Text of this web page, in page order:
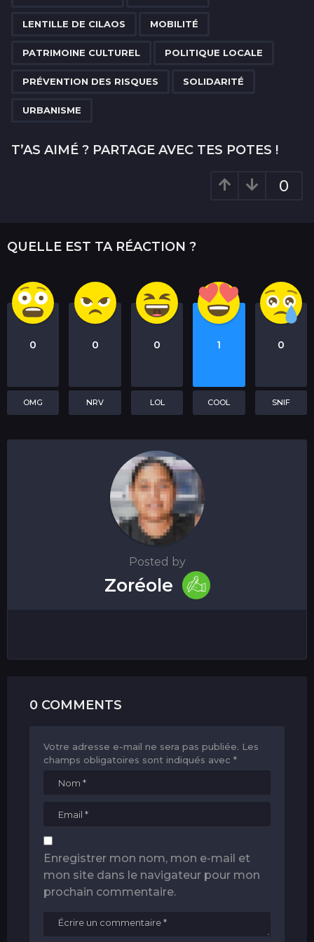
LENTILLE DE CILAOS MOBILITÉ
PATRIMOINE CULTUREL POLITIQUE LOCALE
PRÉVENTION DES RISQUES SOLIDARITÉ
URBANISME
T’AS AIMÉ ? PARTAGE AVEC TES POTES !
0
QUELLE EST TA RÉACTION ?
0
OMG
0
NRV
0
LOL
1
COOL
0
SNIF
Posted by
Zoréole
0 COMMENTS
Votre adresse e-mail ne sera pas publiée. Les
champs obligatoires sont indiqués avec *
Enregistrer mon nom, mon e-mail et
mon site dans le navigateur pour mon
prochain commentaire.